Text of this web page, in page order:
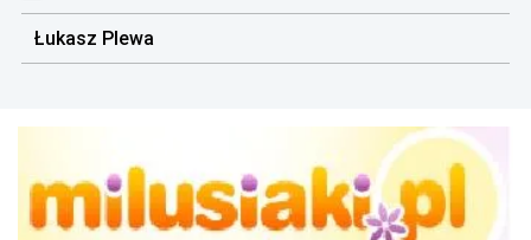
Łukasz Plewa